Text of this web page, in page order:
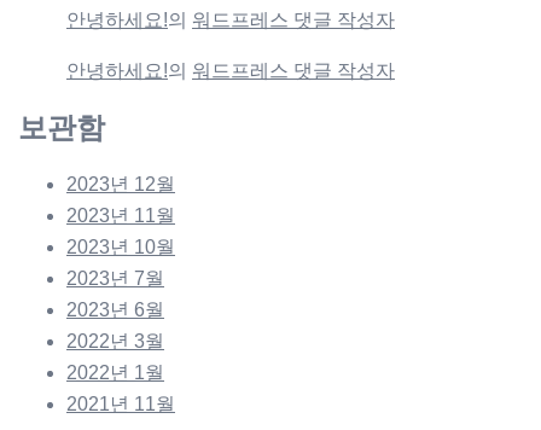
안녕하세요!의 워드프레스 댓글 작성자
안녕하세요!의 워드프레스 댓글 작성자
보관함
2023년 12월
2023년 11월
2023년 10월
2023년 7월
2023년 6월
2022년 3월
2022년 1월
2021년 11월